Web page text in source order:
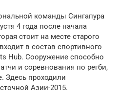
команды Сингапура
4 года после начала
стоит на месте старого
в состав спортивного
Hub. Сооружение способно
и соревнования по регби,
Здесь проходили
Азии-2015.